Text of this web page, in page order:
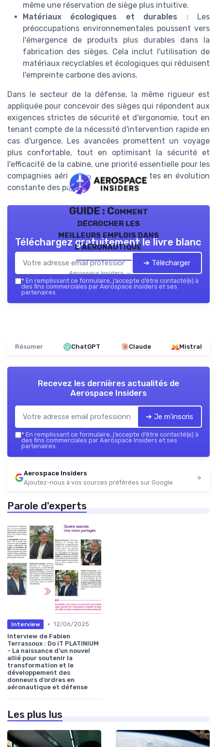
même une réservation de siège plus intuitive.
Matériaux écologiques et durables : Les
préoccupations environnementales poussent vers
l'émergence de produits plus durables dans la
fabrication des sièges. Cela inclut l'utilisation de
matériaux recyclables et écologiques qui réduisent
l'empreinte carbone des avions.
Dans le secteur de la défense, la même rigueur est
appliquée pour concevoir des sièges qui répondent aux
exigences strictes de sécurité et d'ergonomie, tout en
tenant compte de la nécessité d'intervention rapide en
cas d'urgence. Les avancées promettent un voyage
plus confortable, tout en optimisant la sécurité et
l'efficacité de la cabine, une priorité essentielle pour les
compagnies aériennes face aux attentes en évolution
constante des passagers.
GUIDE : Comment
décrocher les
meilleurs emplois dans
l’aéronautique
Aerospace Insiders — 2026
Téléchargez gratuitement le livre blanc
➔ Télécharger
* En remplissant ce formulaire, j’accepte d’être contacté(e) à
des fins commerciales par Aerospace Insiders et ses
partenaires.
Résumer ChatGPT Claude Mistral
Recevez les dernières actualités de
Aerospace Insiders
➔ Je m'inscris
* En remplissant ce formulaire, j’accepte d’être contacté(e) à
des fins commerciales par Aerospace Insiders et ses
partenaires.
Aerospace Insiders
Ajoutez-nous à vos sources préférées sur Google
Parole d'experts
Interview • 12/06/2025
Interview de Fabien
Terrassoux : Do iT PLATINIUM
- La naissance d’un nouvel
allié pour soutenir la
transformation et le
développement des
donneurs d’ordres en
aéronautique et défense
Les plus lus